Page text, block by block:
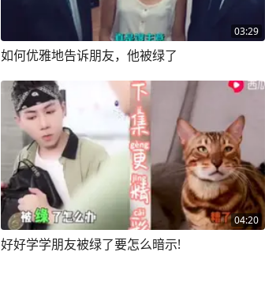
03:29
如何优雅地告诉朋友，他被绿了
04:20
好好学学朋友被绿了要怎么暗示!